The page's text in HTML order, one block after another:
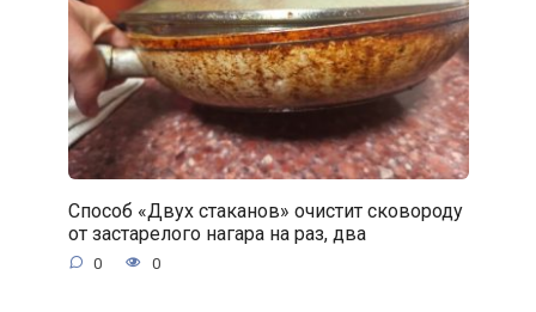
Способ «Двух стаканов» очистит сковороду
от застарелого нагара на раз, два
0 0